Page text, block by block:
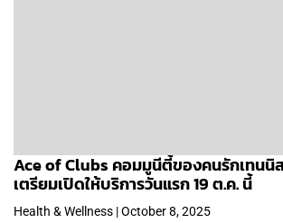
Ace of Clubs คอมมูนีตี้ของคนรักเทนนิ
เตรียมเปิดให้บริการวันแรก 19 ต.ค. นี้
Health & Wellness | October 8, 2025